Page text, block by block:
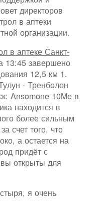
директоров
в аптеки
организации.
в аптеке Санкт-
13:45 завершено
12,5 км 1.
- Тренболон
Ansomone 10Me в
находится в
более сильным
счет того, что
а остается на
придёт с
открыты для
я очень